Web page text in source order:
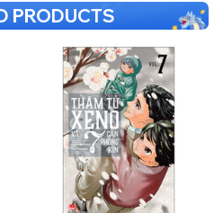
PRODUCTS